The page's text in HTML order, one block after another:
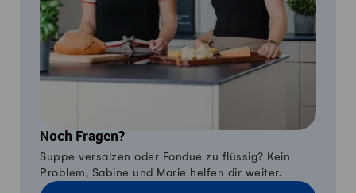
Noch Fragen?
Suppe versalzen oder Fondue zu flüssig? Kein
Problem, Sabine und Marie helfen dir weiter.